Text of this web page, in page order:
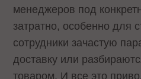
менеджеров под
затратно, особенно для
сотрудники зачастую
доставку или
товаром. И все это